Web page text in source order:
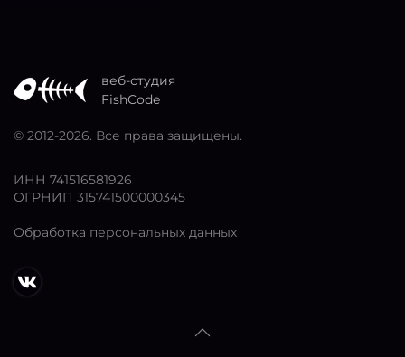
веб-студия
FishCode
© 2012-2026. Все права защищены.
ИНН 741516581926
ОГРНИП 315741500000345
Обработка персональных данных